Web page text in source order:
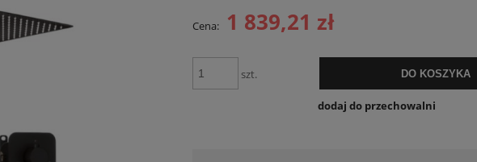
Cena nie zawiera ewentualnych kosztów
Cena: 1 839,21 zł
szt. DO KOSZYKA
dodaj do przechowalni